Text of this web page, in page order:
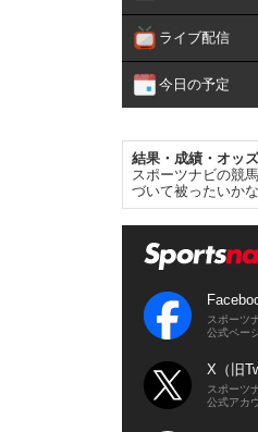
ライブ配信
今日の予定
結果・成績・オッ
スポーツナビの競
づいて被ったいか
スポーツ
公式ペー
X（旧
スポーツ
公式アカ